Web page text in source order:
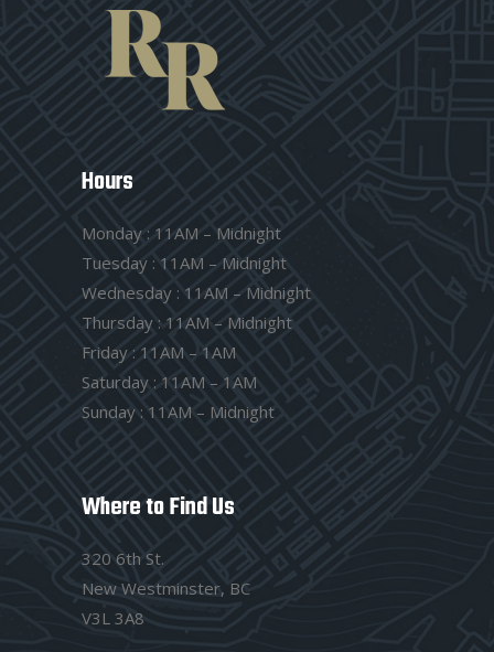
Hours
Monday : 11AM – Midnight
Tuesday : 11AM – Midnight
Wednesday : 11AM – Midnight
Thursday : 11AM – Midnight
Friday : 11AM – 1AM
Saturday : 11AM – 1AM
Sunday : 11AM – Midnight
Where to Find Us
320 6th St.
New Westminster, BC
V3L 3A8